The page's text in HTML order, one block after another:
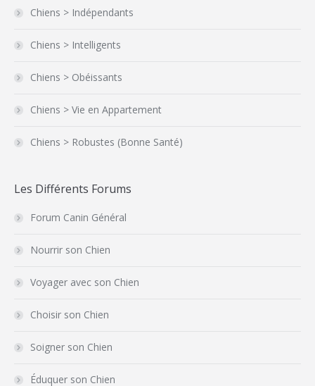
Chiens > Indépendants
Chiens > Intelligents
Chiens > Obéissants
Chiens > Vie en Appartement
Chiens > Robustes (Bonne Santé)
Les Différents Forums
Forum Canin Général
Nourrir son Chien
Voyager avec son Chien
Choisir son Chien
Soigner son Chien
Éduquer son Chien